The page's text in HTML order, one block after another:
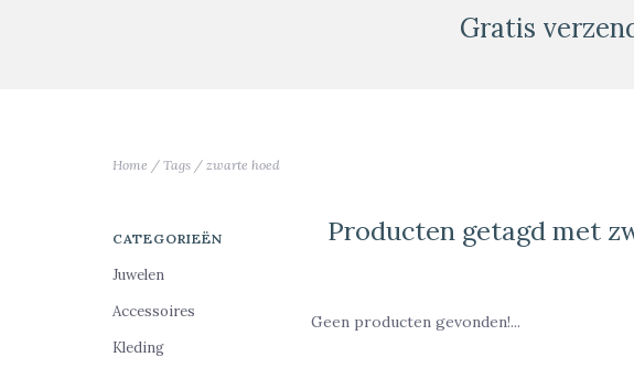
Gratis
Home / Tags / zwarte hoed
CATEGORIEËN
Juwelen
Accessoires
Kleding
Producten getagd met
Geen producten gevonden!...